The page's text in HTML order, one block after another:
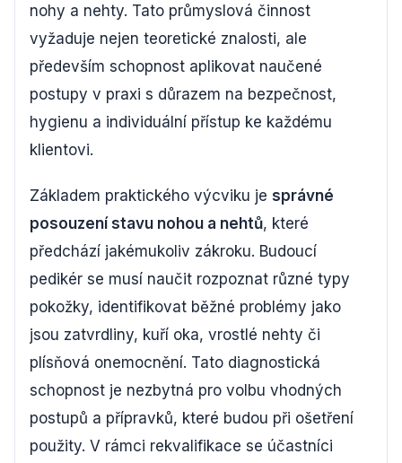
nohy a nehty. Tato průmyslová činnost
vyžaduje nejen teoretické znalosti, ale
především schopnost aplikovat naučené
postupy v praxi s důrazem na bezpečnost,
hygienu a individuální přístup ke každému
klientovi.
Základem praktického výcviku je správné
posouzení stavu nohou a nehtů, které
předchází jakémukoliv zákroku. Budoucí
pedikér se musí naučit rozpoznat různé typy
pokožky, identifikovat běžné problémy jako
jsou zatvrdliny, kuří oka, vrostlé nehty či
plísňová onemocnění. Tato diagnostická
schopnost je nezbytná pro volbu vhodných
postupů a přípravků, které budou při ošetření
použity. V rámci rekvalifikace se účastníci